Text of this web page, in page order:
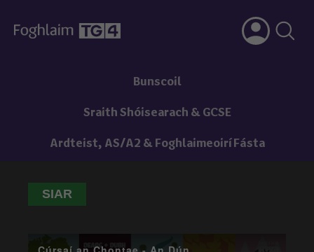
Bunscoil
Sraith Shóisearach & GCSE
Ardteist, AS/A2 & Foghlaimeoirí Fásta
SIAR